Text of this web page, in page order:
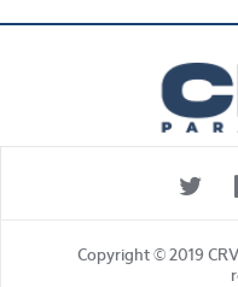
Copyright © 2019